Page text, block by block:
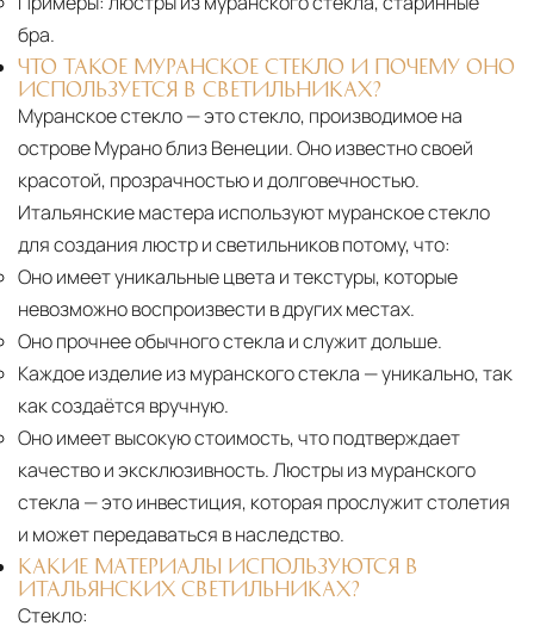
бра.
ЧТО ТАКОЕ МУРАНСКОЕ СТЕКЛО И ПОЧЕМУ ОНО
ИСПОЛЬЗУЕТСЯ В СВЕТИЛЬНИКАХ?
Муранское стекло — это стекло, производимое на
острове Мурано близ Венеции. Оно известно своей
красотой, прозрачностью и долговечностью.
Итальянские мастера используют муранское стекло
для создания люстр и светильников потому, что:
Оно имеет уникальные цвета и текстуры, которые
невозможно воспроизвести в других местах.
Оно прочнее обычного стекла и служит дольше.
Каждое изделие из муранского стекла — уникально, так
как создаётся вручную.
Оно имеет высокую стоимость, что подтверждает
качество и эксклюзивность. Люстры из муранского
стекла — это инвестиция, которая прослужит столетия
и может передаваться в наследство.
КАКИЕ МАТЕРИАЛЫ ИСПОЛЬЗУЮТСЯ В
ИТАЛЬЯНСКИХ СВЕТИЛЬНИКАХ?
Стекло: